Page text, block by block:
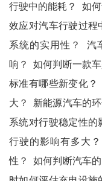
行驶中的能耗？ 如
效应对汽车行驶过程
系统的实用性？
汽
响？
如何判断一款
标准有哪些新变化？
大？
新能源汽车的
系统对行驶稳定性的
行驶的影响有多大？
性？
如何判断汽车